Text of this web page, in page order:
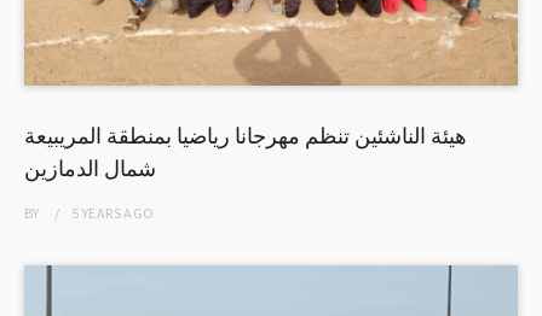
هيئة الناشئين تنظم مهرجانا رياضيا بمنطقة المريبيعة
شمال الدمازين
BY 5 YEARSAGO